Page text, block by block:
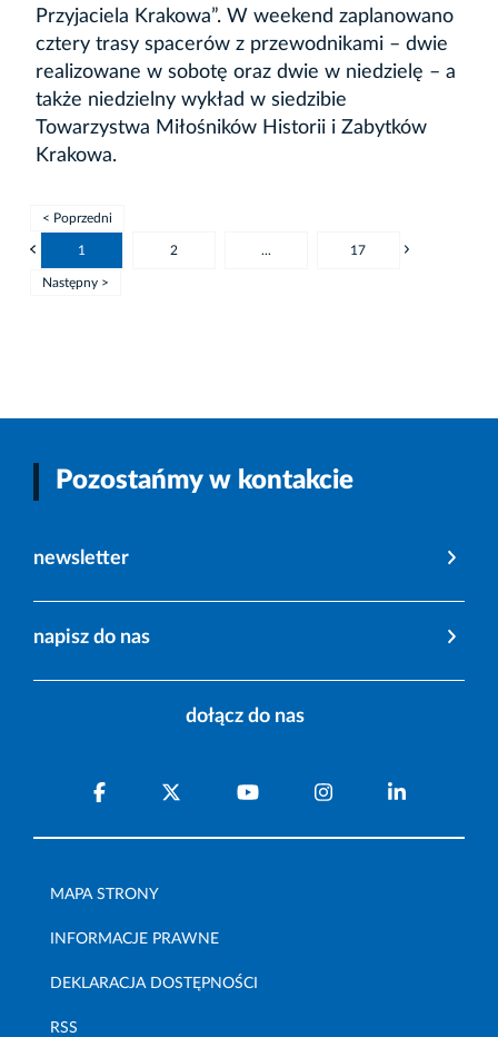
Przyjaciela Krakowa”. W weekend zaplanowano
cztery trasy spacerów z przewodnikami – dwie
realizowane w sobotę oraz dwie w niedzielę – a
także niedzielny wykład w siedzibie
Towarzystwa Miłośników Historii i Zabytków
Krakowa.
< Poprzedni
1 2 ... 17
Następny >
Pozostańmy w kontakcie
newsletter
napisz do nas
dołącz do nas
MAPA STRONY
INFORMACJE PRAWNE
DEKLARACJA DOSTĘPNOŚCI
RSS